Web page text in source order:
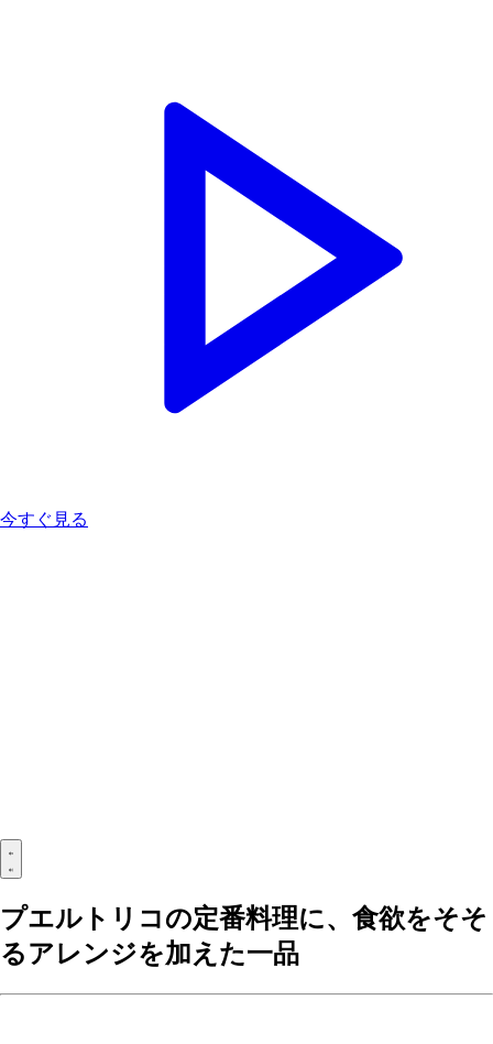
今すぐ見る
プエルトリコの定番料理に、食欲をそそ
るアレンジを加えた一品